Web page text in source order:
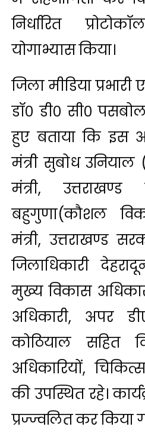
निर्धारित
योगाभ्यास किया।
जिला मीडिया
डॉ० डी० सी०
हुए बताया कि इस
मंत्री सुबोध उनियाल
मंत्री,
बहुगुणा(कौशल
मंत्री, उत्तराखण्ड
जिलाधिकारी
मुख्य विकास
अधिकारी, अपर
कोठियाल सहित
अधिकारियों,
की उपस्थित रहे।
प्रज्ज्वलित कर किया